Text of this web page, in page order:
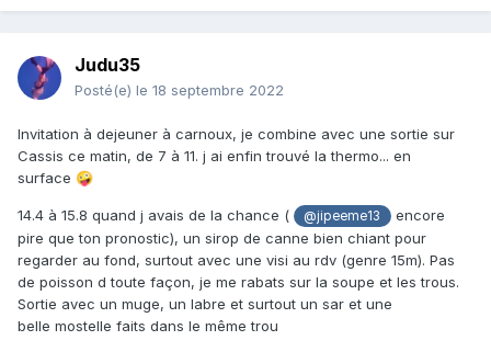
Judu35
Posté(e) le 18 septembre 2022
Invitation à dejeuner à carnoux, je combine avec une sortie sur
Cassis ce matin, de 7 à 11. j ai enfin trouvé la thermo... en
surface 🤪
14.4 à 15.8 quand j avais de la chance ( @jipeeme13
encore
pire que ton pronostic), un sirop de canne bien chiant pour
regarder au fond, surtout avec une visi au rdv (genre 15m). Pas
de poisson d toute façon, je me rabats sur la soupe et les trous.
Sortie avec un muge, un labre et surtout un sar et une
belle mostelle faits dans le même trou